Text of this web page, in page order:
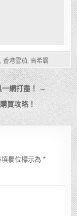
香港雪茄 高希霸
一網打盡！ →
買攻略！
填欄位標示為 *